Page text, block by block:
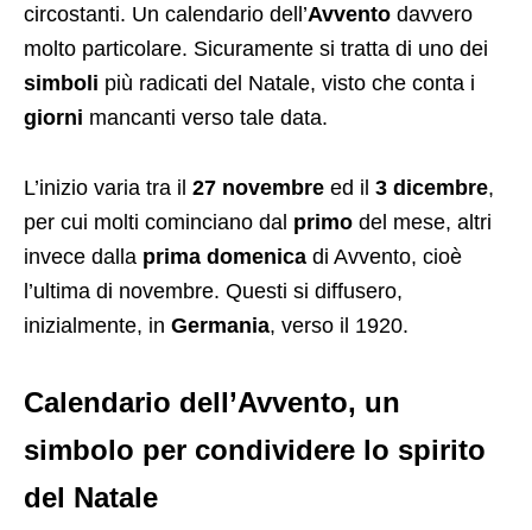
circostanti. Un calendario dell’Avvento davvero
molto particolare. Sicuramente si tratta di uno dei
simboli più radicati del Natale, visto che conta i
giorni mancanti verso tale data.
L’inizio varia tra il 27 novembre ed il 3 dicembre,
per cui molti cominciano dal primo del mese, altri
invece dalla prima domenica di Avvento, cioè
l’ultima di novembre. Questi si diffusero,
inizialmente, in Germania, verso il 1920.
Calendario dell’Avvento, un
simbolo per condividere lo spirito
del Natale